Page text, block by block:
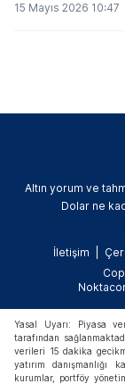
15 Mayıs 2026 10:47
Altın yorum ve
Dolar ne
İletişim
Yasal Uyarı: Piyasa
tarafından
verileri 15 dakika
yatırım danışmanlığı
kurumlar, portföy